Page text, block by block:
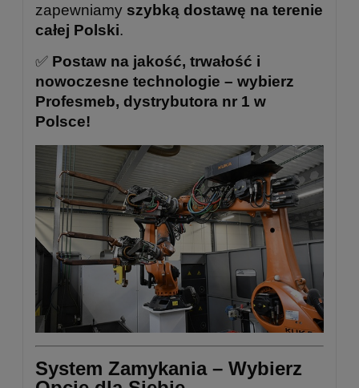
zapewniamy szybką dostawę na terenie
całej Polski.
✅ Postaw na jakość, trwałość i
nowoczesne technologie – wybierz
Profesmeb, dystrybutora nr 1 w
Polsce!
System Zamykania – Wybierz